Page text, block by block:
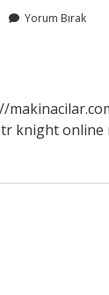
Yorum Bırak
knight online